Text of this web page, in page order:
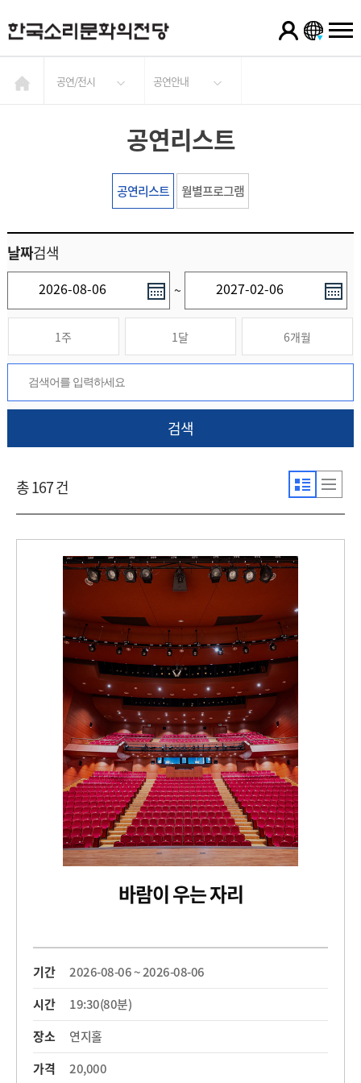
공연/전시 공연안내
공연리스트
공연리스트 월별프로그램
날짜검색
~
1주 1달 6개월
검색
총 167 건
바람이 우는 자리
기간
2026-08-06 ~ 2026-08-06
시간
19:30(80분)
장소
연지홀
가격
20,000